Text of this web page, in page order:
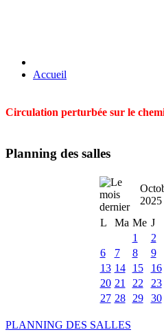
Accueil
Circulation perturbée sur le
Planning des salles
2025
L
Ma Me J
1
2
6
7 8 9
13 14 15 16
20 21 22 23
27 28 29 30
PLANNING DES SALLES